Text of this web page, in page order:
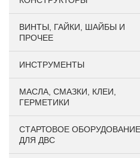
ВИНТЫ, ГАЙКИ, ШАЙБЫ И
ПРОЧЕЕ
ИНСТРУМЕНТЫ
МАСЛА, СМАЗКИ, КЛЕИ,
ГЕРМЕТИКИ
СТАРТОВОЕ ОБОРУДОВАНИЕ
ДЛЯ ДВС